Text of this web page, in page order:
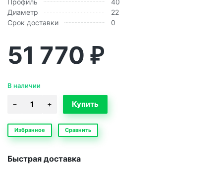
Диаметр
22
Срок доставки
0
51 770 ₽
В наличии
Избранное Сравнить
Быстрая доставка